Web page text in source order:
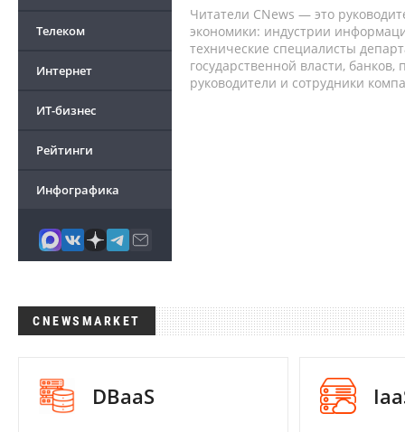
Телеком
Интернет
ИТ-бизнес
Рейтинги
Инфографика
Читатели CNews — это
экономики: индустрии
технические специалисты
государственной власти,
руководители и сотрудники
CNEWSMARKET
DBaaS